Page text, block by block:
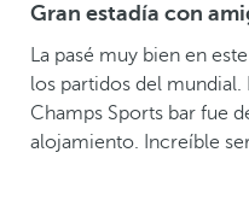
Gran estadía con
La pasé muy bien en
los partidos del
Champs Sports bar fue
alojamiento. Increíble